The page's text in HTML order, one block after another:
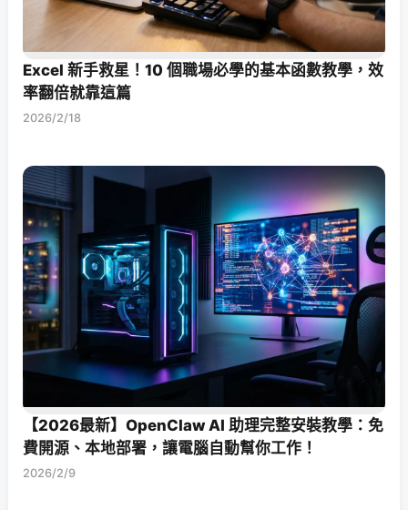
Excel 新手救星！10 個職場必學的基本函數教學，效
率翻倍就靠這篇
2026/2/18
【2026最新】OpenClaw AI 助理完整安裝教學：免
費開源、本地部署，讓電腦自動幫你工作！
2026/2/9